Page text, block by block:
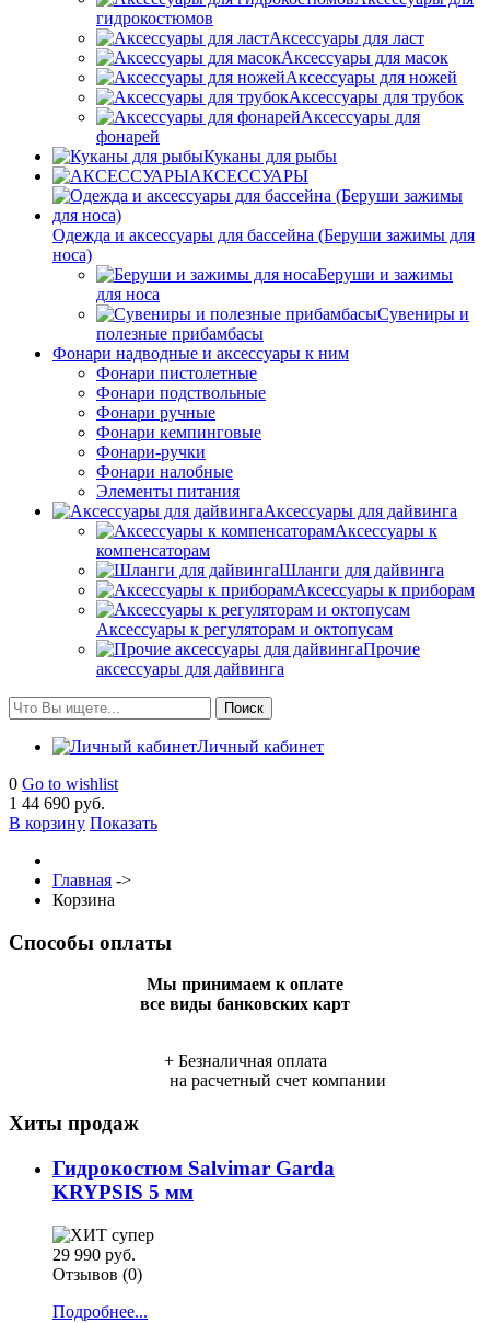
гидрокостюмов
Аксессуары для ласт
Аксессуары для масок
Аксессуары для ножей
Аксессуары для трубок
Аксессуары для
фонарей
Куканы для рыбы
АКСЕССУАРЫ
Одежда и аксессуары для бассейна (Беруши зажимы для
носа)
Беруши и зажимы
для носа
Сувениры и
полезные прибамбасы
Фонари надводные и аксессуары к ним
Фонари пистолетные
Фонари подствольные
Фонари ручные
Фонари кемпинговые
Фонари-ручки
Фонари налобные
Элементы питания
Аксессуары для дайвинга
Аксессуары к
компенсаторам
Шланги для дайвинга
Аксессуары к приборам
Аксессуары к регуляторам и октопусам
Прочие
аксессуары для дайвинга
Личный кабинет
0 Go to wishlist
1 44 690 руб.
В корзину Показать
Главная ->
Корзина
Способы оплаты
Мы принимаем к оплате
все виды банковских карт
+ Безналичная оплата
на расчетный счет компании
Хиты продаж
Гидрокостюм Salvimar Garda
KRYPSIS 5 мм
29 990 руб.
Отзывов (0)
Подробнее...